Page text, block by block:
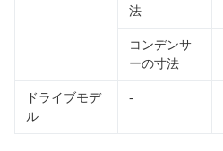
法
コンデンサ
ーの寸法
ドライブモデ
ル
-